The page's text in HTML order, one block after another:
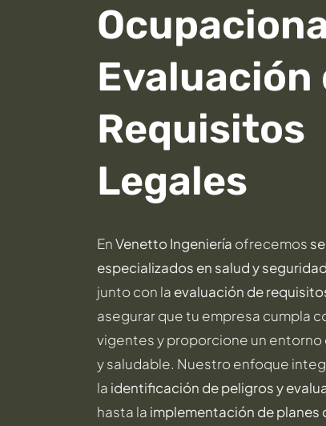
Evaluación
Requisitos
Legales
EnVenetto Ingeniería ofrecemos
especializados en salud y
junto con la evaluación de
asegurar que tu empresa cumpla
vigentes y proporcione un
y saludable. Nuestro enfoque
la identificación de peligros y
hasta la implementación de planes